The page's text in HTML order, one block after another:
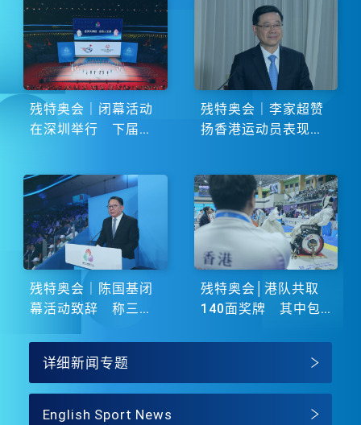
残特奥会｜闭幕活动
在深圳举行 下届由
残特奥会｜李家超赞
扬香港运动员表现卓
残特奥会｜陈国基闭
幕活动致辞 称三地
残特奥会│港队共取
140面奖牌 其中包
详细新闻专题
English Sport News